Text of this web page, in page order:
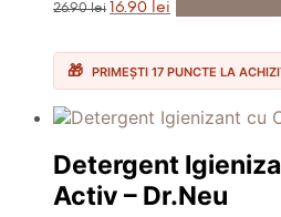
26.90lei
inițial
fost:
26.90 lei.
16.90 lei
curent
16.90 lei.
PRIMEȘTI 17 PUNCTE LA
Detergent
Activ – Dr.Neu